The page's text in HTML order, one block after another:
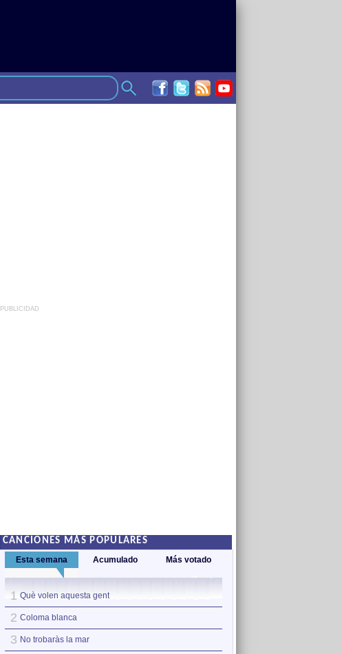
PUBLICIDAD
CANCIONES MÁS POPULARES
Esta semana Acumulado Más votado
1 Què volen aquesta gent
2 Coloma blanca
3 No trobaràs la mar